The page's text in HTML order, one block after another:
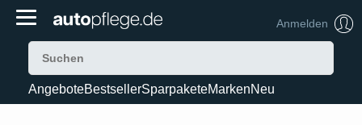
Anmelden
AngeboteBestsellerSparpaketeMarkenNeu